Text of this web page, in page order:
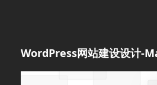
WordPress网站建设设计-